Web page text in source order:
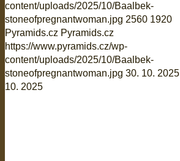
content/uploads/2025/10/Baalbek-
stoneofpregnantwoman.jpg 2560 1920
Pyramids.cz Pyramids.cz
https://www.pyramids.cz/wp-
content/uploads/2025/10/Baalbek-
stoneofpregnantwoman.jpg 30. 10. 2025
10. 2025